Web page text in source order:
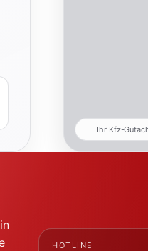
Ihr Kfz-
HOTLINE